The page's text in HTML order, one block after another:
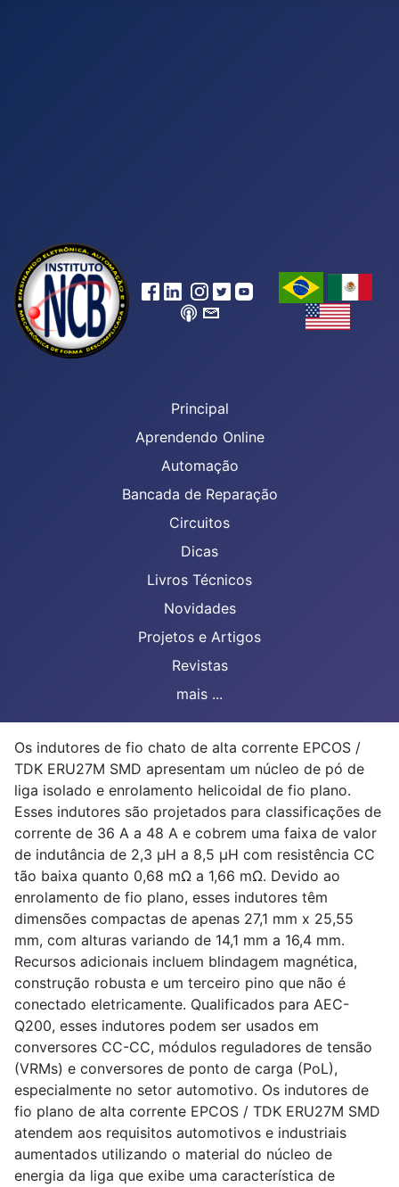
Principal
Aprendendo Online
Automação
Bancada de Reparação
Circuitos
Dicas
Livros Técnicos
Novidades
Projetos e Artigos
Revistas
mais ...
Os indutores de fio chato de alta corrente EPCOS /
TDK ERU27M SMD apresentam um núcleo de pó de
liga isolado e enrolamento helicoidal de fio plano.
Esses indutores são projetados para classificações de
corrente de 36 A a 48 A e cobrem uma faixa de valor
de indutância de 2,3 µH a 8,5 µH com resistência CC
tão baixa quanto 0,68 mΩ a 1,66 mΩ. Devido ao
enrolamento de fio plano, esses indutores têm
dimensões compactas de apenas 27,1 mm x 25,55
mm, com alturas variando de 14,1 mm a 16,4 mm.
Recursos adicionais incluem blindagem magnética,
construção robusta e um terceiro pino que não é
conectado eletricamente. Qualificados para AEC-
Q200, esses indutores podem ser usados ​​em
conversores CC-CC, módulos reguladores de tensão
(VRMs) e conversores de ponto de carga (PoL),
especialmente no setor automotivo. Os indutores de
fio plano de alta corrente EPCOS / TDK ERU27M SMD
atendem aos requisitos automotivos e industriais
aumentados utilizando o material do núcleo de
energia da liga que exibe uma característica de